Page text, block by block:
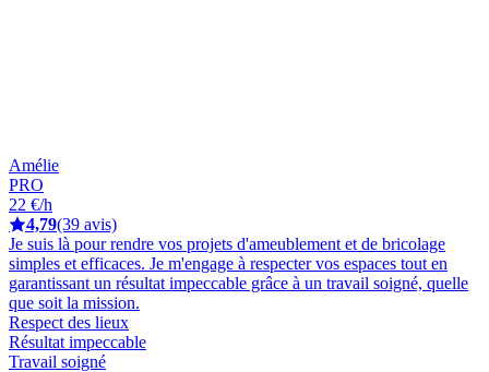
Amélie
PRO
22 €/h
4,79(39 avis)
Je suis là pour rendre vos projets d'ameublement et de bricolage
simples et efficaces. Je m'engage à respecter vos espaces tout en
garantissant un résultat impeccable grâce à un travail soigné, quelle
que soit la mission.
Respect des lieux
Résultat impeccable
Travail soigné